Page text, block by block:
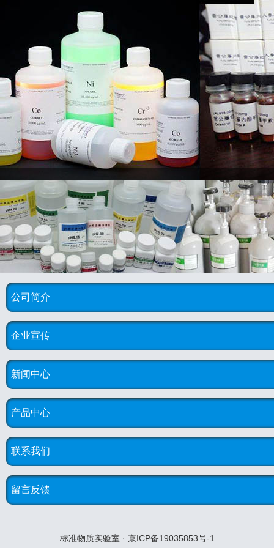
公司简介
企业宣传
新闻中心
产品中心
联系我们
留言反馈
标准物质实验室 · 京ICP备19035853号-1